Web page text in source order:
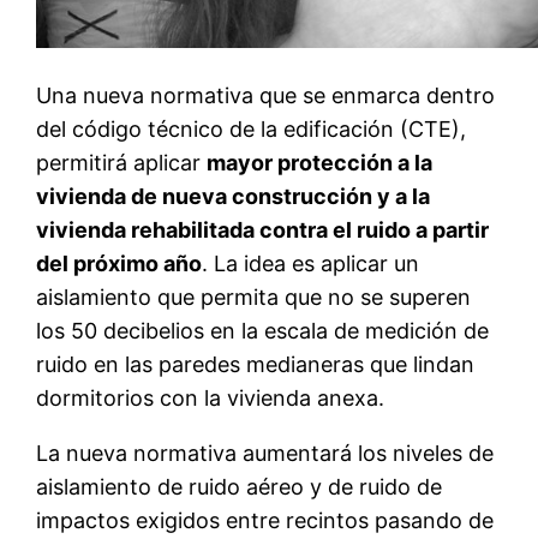
Una nueva normativa que se enmarca dentro
del código técnico de la edificación (CTE),
permitirá aplicar mayor protección a la
vivienda de nueva construcción y a la
vivienda rehabilitada contra el ruido a partir
del próximo año. La idea es aplicar un
aislamiento que permita que no se superen
los 50 decibelios en la escala de medición de
ruido en las paredes medianeras que lindan
dormitorios con la vivienda anexa.
La nueva normativa aumentará los niveles de
aislamiento de ruido aéreo y de ruido de
impactos exigidos entre recintos pasando de